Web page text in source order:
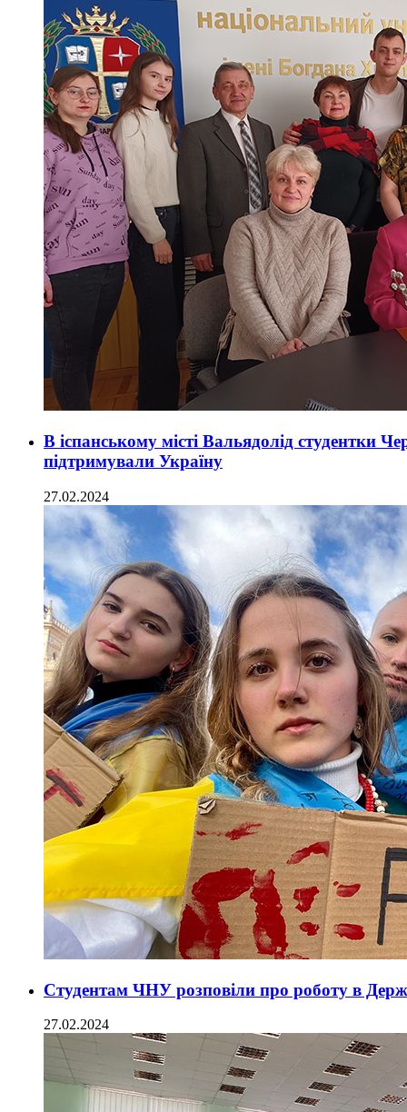
В іспанському місті Вальядолід студентки
підтримували Україну
27.02.2024
Студентам ЧНУ розповіли про роботу в
27.02.2024